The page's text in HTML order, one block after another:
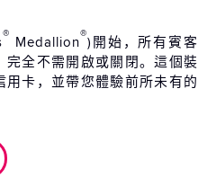
® Medallion®)開始，所有賓客
全不需開啟或關閉。這個裝
卡，並帶您體驗前所未有的